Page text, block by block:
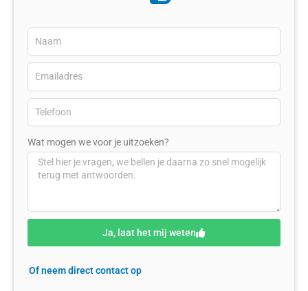
Wat mogen we voor je uitzoeken?
Ja, laat het mij weten
Of neem direct contact op